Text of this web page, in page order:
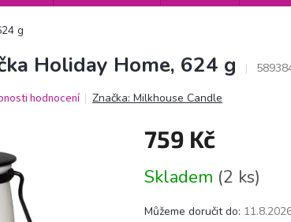
g
Holiday Home, 624 g
hodnocení Značka:Milkhouse Candle
759 Kč
cena:
Skladem (2 ks)
Můžeme doručit do: